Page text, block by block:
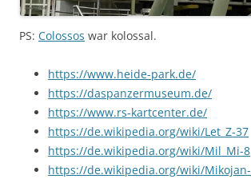
PS: Colossos war kolossal.
https://www.heide-park.de/
https://daspanzermuseum.de/
https://www.rs-kartcenter.de/
https://de.wikipedia.org/wiki/Let_Z-37
https://de.wikipedia.org/wiki/Mil_Mi-8
https://de.wikipedia.org/wiki/Mikojan-